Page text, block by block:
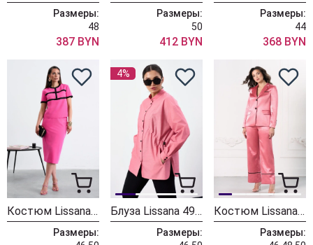
Размеры:
48
387 BYN
Размеры:
50
412 BYN
Размеры:
44
368 BYN
Костюм Lissana 5014
Размеры:
4%
Блуза Lissana 4976/1
Размеры:
Костюм Lissana 4952
Размеры: